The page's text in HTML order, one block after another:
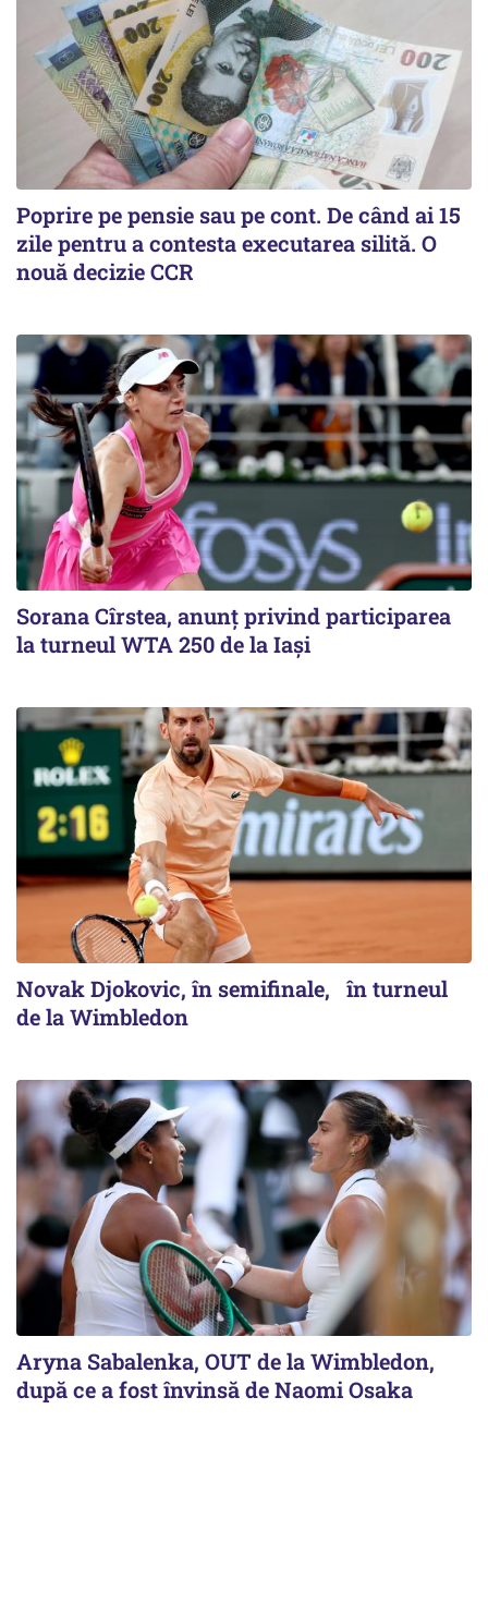
Poprire pe pensie sau pe cont. De când ai 15
zile pentru a contesta executarea silită. O
nouă decizie CCR
Sorana Cîrstea, anunț privind participarea
la turneul WTA 250 de la Iași
Novak Djokovic, în semifinale, în turneul
de la Wimbledon
Aryna Sabalenka, OUT de la Wimbledon,
după ce a fost învinsă de Naomi Osaka